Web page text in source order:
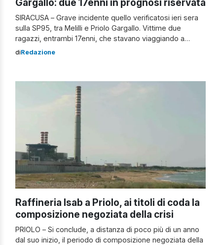
SIRACUSA – Grave incidente quello verificatosi ieri sera
sulla SP95, tra Melilli e Priolo Gargallo. Vittime due
ragazzi, entrambi 17enni, che stavano viaggiando a
bordo di un motorino. Incidente sulla SP95 tra Melilli e
infatti, avrebbero perso il controllo […]
diRedazione
Raffineria Isab a Priolo, ai titoli di coda la
composizione negoziata della crisi
PRIOLO – Si conclude, a distanza di poco più di un anno
dal suo inizio, il periodo di composizione negoziata della